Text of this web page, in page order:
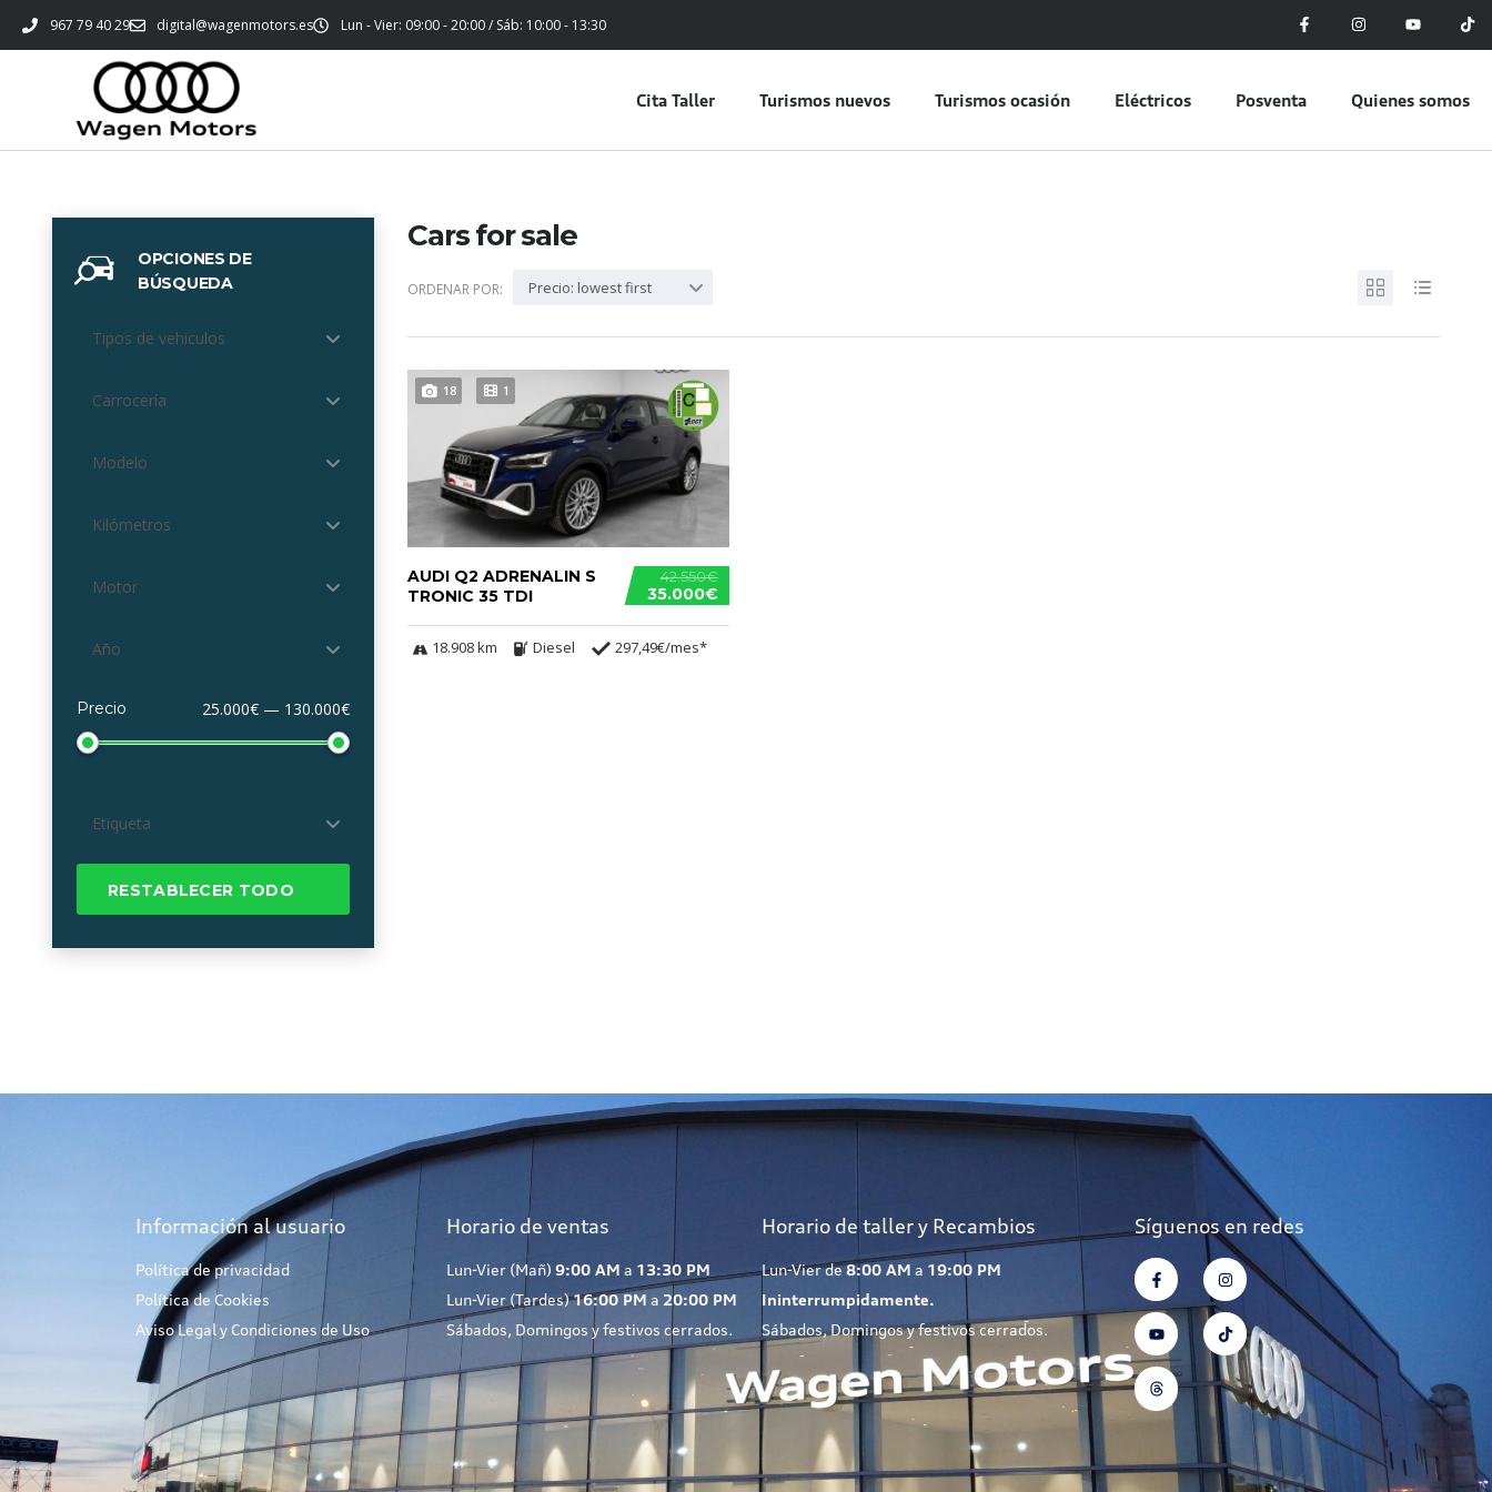
967 79 40 29 digital@wagenmotors.es Lun - Vier: 09:00 - 20:00 / Sáb: 10:00 - 13:30
Cita Taller Turismos nuevos Turismos ocasión Eléctricos Posventa Quienes somos
OPCIONES DE
BÚSQUEDA
Tipos de vehiculos
Carrocería
Modelo
Kilómetros
Motor
Año
Precio 25.000€ — 130.000€
Etiqueta
RESTABLECER TODO
Cars for sale
ORDENAR POR: Precio: lowest first
18 1
42.550€
35.000€
AUDI Q2 ADRENALIN S
TRONIC 35 TDI
18.908 km Diesel 297,49€/mes*
Información al usuario
Política de privacidad
Política de Cookies
Aviso Legal y Condiciones de Uso
Horario de ventas
Lun-Vier (Mañ) 9:00 AM a 13:30 PM
Lun-Vier (Tardes)16:00 PM a 20:00 PM
Sábados, Domingos y festivos cerrados.
Horario de taller y Recambios
Lun-Vier de8:00 AM a 19:00 PM
Ininterrumpidamente.
Sábados, Domingos y festivos cerrados.
Síguenos en redes